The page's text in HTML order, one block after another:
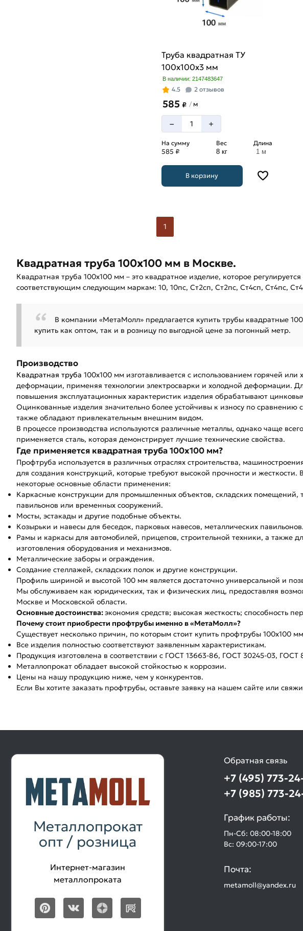
Труба квадратная ТУ
100х100х3 мм
В наличии: 2147483647
4.5 2 отзывов
585 ₽ /м
– +
На сумму
585 ₽
Вес
8 кг
Длина
1 м
В корзину
1
Квадратная труба 100х100 мм в Москве.
Квадратная труба 100х100 мм – это квадратное изделие, которое
соответствующим следующим маркам: 10, 10пс, Ст2сп, Ст2пс, Ст4сп, Ст4пс,
В компании «МетаМолл» предлагается купить трубы квадратные
купить как оптом, так и в розницу по выгодной цене за погонный метр.
Производство
Квадратная труба 100х100 мм изготавливается с использованием горячей или
деформации, применяя технологии электросварки и холодной деформации.
повышения эксплуатационных характеристик изделия обрабатывают
Оцинкованные изделия значительно более устойчивы к износу по сравнению
также обладают привлекательным внешним видом.
В процессе производства используются различные металлы, однако чаще всего
применяется сталь, которая демонстрирует лучшие технические свойства.
Где применяется квадратная труба 100х100 мм?
Профтруба используется в различных отраслях строительства,
для создания конструкций, которые требуют высокой прочности и жесткости.
некоторые основные области применения:
Каркасные конструкции для промышленных объектов, складских помещений,
павильонов или временных сооружений.
Мосты, эстакады и другие подобные объекты.
Козырьки и навесы для беседок, парковых навесов, металлических павильонов.
Рамы и каркасы для автомобилей, прицепов, строительной техники, а также
изготовления оборудования и механизмов.
Металлические заборы и ограждения.
Создание стеллажей, складских полок и другие конструкции.
Профиль шириной и высотой 100 мм является достаточно универсальной и
Мы обслуживаем как юридических, так и физических лиц, предоставляя
Москве и Московской области.
Основные достоинства:экономия средств; высокая жесткость; способность
Почему стоит приобрести профтрубы именно в «МетаМолл»?
Существует несколько причин, по которым стоит купить профтрубы 100х100
Все изделия полностью соответствуют заявленным характеристикам.
Продукция изготовлена в соответствии с ГОСТ 13663-86, ГОСТ 30245-03, ГОСТ
Металлопрокат обладает высокой стойкостью к коррозии.
Цены на нашу продукцию ниже, чем у конкурентов.
Если Вы хотите заказать профтрубы, оставьте заявку на нашем сайте или
Металлопрокат
опт / розница
Интернет-магазин
металлопроката
Обратная связь
+7 (495) 773-
+7 (985) 773-
График работы:
Пн-Сб: 08:00-18:00
Вс: 09:00-17:00
Почта:
metamoll@yandex.ru